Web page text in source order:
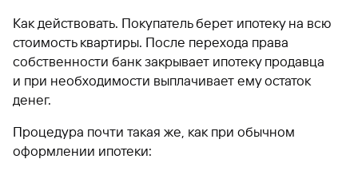
Как действовать. Покупатель берет ипотеку на всю
стоимость квартиры. После перехода права
собственности банк закрывает ипотеку продавца
и при необходимости выплачивает ему остаток
денег.
Процедура почти такая же, как при обычном
оформлении ипотеки: